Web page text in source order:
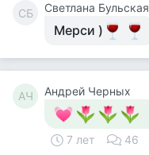
СБ Светлана Бульская
Мерси )
АЧ Андрей Черных
7 лет 46